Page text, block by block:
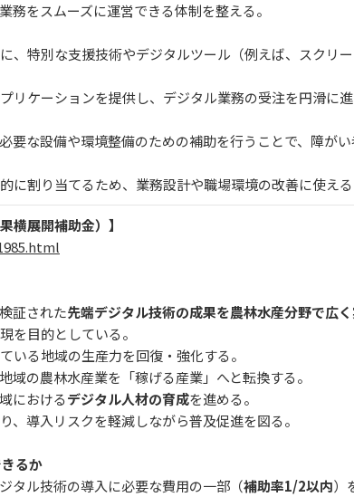
をスムーズに運営できる体制を整える。
、特別な支援技術やデジタルツール（例えば、スクリ
リケーションを提供し、デジタル業務の受注を円滑に進
要な設備や環境整備のための補助を行うことで、障が
に割り当てるため、業務設計や職場環境の改善に使える
横展開補助金）】
証された先端デジタル技術の成果を農林水産分野で広
を目的としている。
いる地域の生産力を回復・強化する。
域の農林水産業を「稼げる産業」へと転換する。
におけるデジタル人材の育成を進める。
、導入リスクを軽減しながら普及促進を図る。
るか
タル技術の導入に必要な費用の一部（補助率1/2以内）